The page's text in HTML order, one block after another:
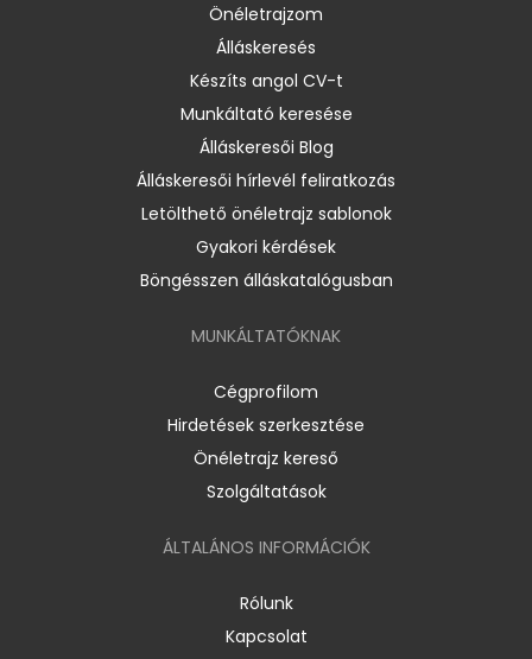
Önéletrajzom
Álláskeresés
Készíts angol CV-t
Munkáltató keresése
Álláskeresői Blog
Álláskeresői hírlevél feliratkozás
Letölthető önéletrajz sablonok
Gyakori kérdések
Böngésszen álláskatalógusban
MUNKÁLTATÓKNAK
Cégprofilom
Hirdetések szerkesztése
Önéletrajz kereső
Szolgáltatások
ÁLTALÁNOS INFORMÁCIÓK
Rólunk
Kapcsolat